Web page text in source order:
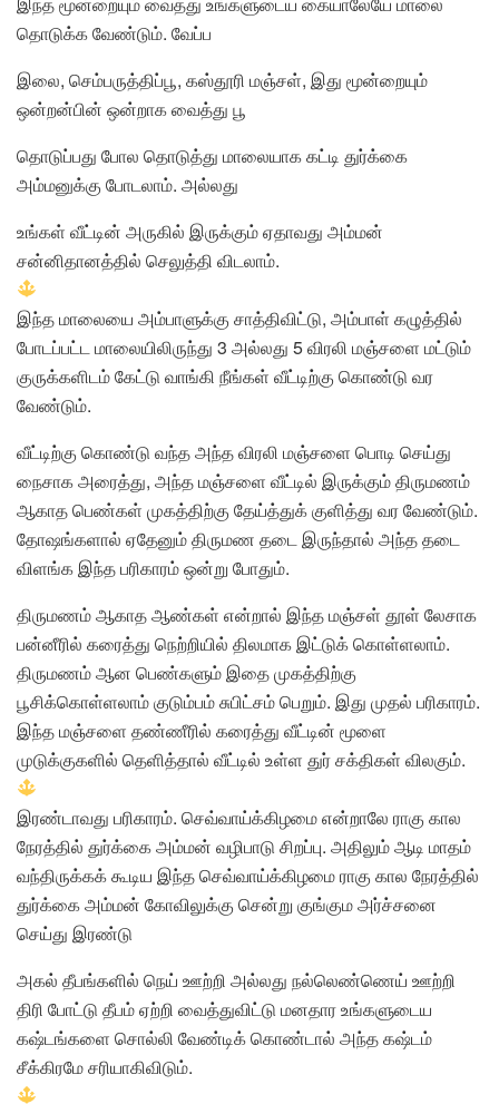
தொடுக்க வேண்டும். வேப்ப
இலை, செம்பருத்திப்பூ, கஸ்தூரி மஞ்சள், இது மூன்றையும்
ஒன்றன்பின் ஒன்றாக வைத்து பூ
தொடுப்பது போல தொடுத்து மாலையாக கட்டி துர்க்கை
அம்மனுக்கு போடலாம். அல்லது
உங்கள் வீட்டின் அருகில் இருக்கும் ஏதாவது அம்மன்
சன்னிதானத்தில் செலுத்தி விடலாம்.
இந்த மாலையை அம்பாளுக்கு சாத்திவிட்டு, அம்பாள் கழுத்தில்
போடப்பட்ட மாலையிலிருந்து 3 அல்லது 5 விரலி மஞ்சளை மட்டும்
குருக்களிடம் கேட்டு வாங்கி நீங்கள் வீட்டிற்கு கொண்டு வர
வேண்டும்.
வீட்டிற்கு கொண்டு வந்த அந்த விரலி மஞ்சளை பொடி செய்து
நைசாக அரைத்து, அந்த மஞ்சளை வீட்டில் இருக்கும் திருமணம்
ஆகாத பெண்கள் முகத்திற்கு தேய்த்துக் குளித்து வர வேண்டும்.
தோஷங்களால் ஏதேனும் திருமண தடை இருந்தால் அந்த தடை
விளங்க இந்த பரிகாரம் ஒன்று போதும்.
திருமணம் ஆகாத ஆண்கள் என்றால் இந்த மஞ்சள் தூள் லேசாக
பன்னீரில் கரைத்து நெற்றியில் திலமாக இட்டுக் கொள்ளலாம்.
திருமணம் ஆன பெண்களும் இதை முகத்திற்கு
பூசிக்கொள்ளலாம் குடும்பம் சுபிட்சம் பெறும். இது முதல் பரிகாரம்.
இந்த மஞ்சளை தண்ணீரில் கரைத்து வீட்டின் மூளை
முடுக்குகளில் தெளித்தால் வீட்டில் உள்ள துர் சக்திகள் விலகும்.
இரண்டாவது பரிகாரம். செவ்வாய்க்கிழமை என்றாலே ராகு கால
நேரத்தில் துர்க்கை அம்மன் வழிபாடு சிறப்பு. அதிலும் ஆடி மாதம்
வந்திருக்கக் கூடிய இந்த செவ்வாய்க்கிழமை ராகு கால நேரத்தில்
துர்க்கை அம்மன் கோவிலுக்கு சென்று குங்கும அர்ச்சனை
செய்து இரண்டு
அகல் தீபங்களில் நெய் ஊற்றி அல்லது நல்லெண்ணெய் ஊற்றி
திரி போட்டு தீபம் ஏற்றி வைத்துவிட்டு மனதார உங்களுடைய
கஷ்டங்களை சொல்லி வேண்டிக் கொண்டால் அந்த கஷ்டம்
சீக்கிரமே சரியாகிவிடும்.